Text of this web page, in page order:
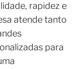
rapidez e
atende tanto
para